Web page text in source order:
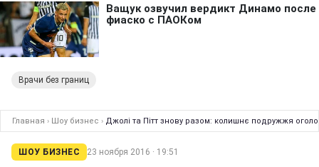
Врачи без границ
Главная › Шоу бизнес › Джолі та Пітт знову разом: колишнє подружжя
ШОУ БИЗНЕС 23 ноября 2016 · 19:51